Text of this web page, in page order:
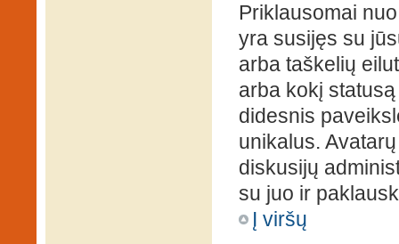
Priklausomai
yra susijęs su
arba taškelių
arba kokį
didesnis
unikalus.
diskusijų
su juo ir
Į viršų